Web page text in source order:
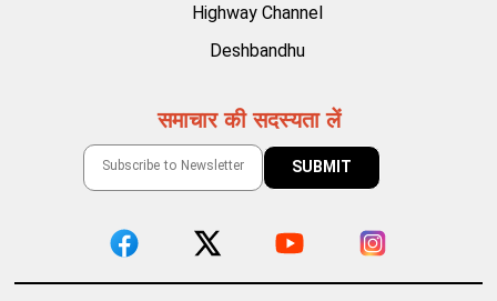
Highway Channel
Deshbandhu
समाचार की सदस्यता लें